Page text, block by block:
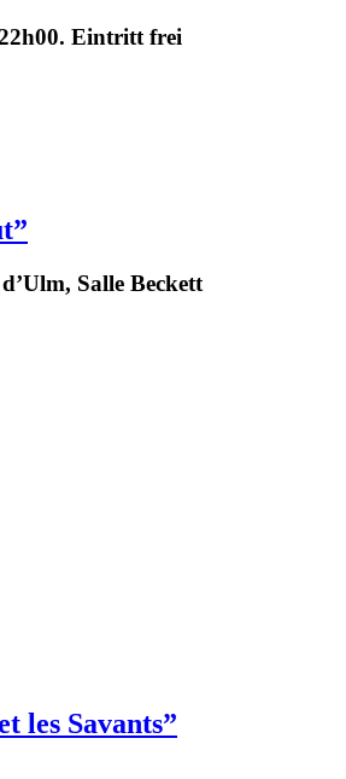
Eintritt frei
Salle Beckett
les Savants”